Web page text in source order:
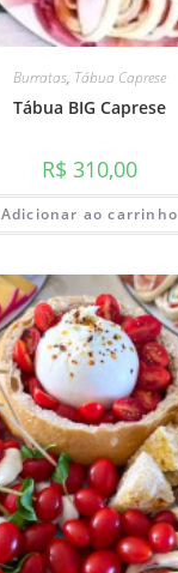
Burratas, Tábua Caprese
Tábua BIG Caprese
R$ 310,00
Adicionar ao carrinho